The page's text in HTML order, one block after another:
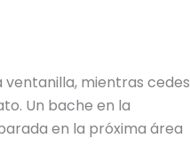
ventanilla, mientras cedes
Un bache en la
en la próxima área